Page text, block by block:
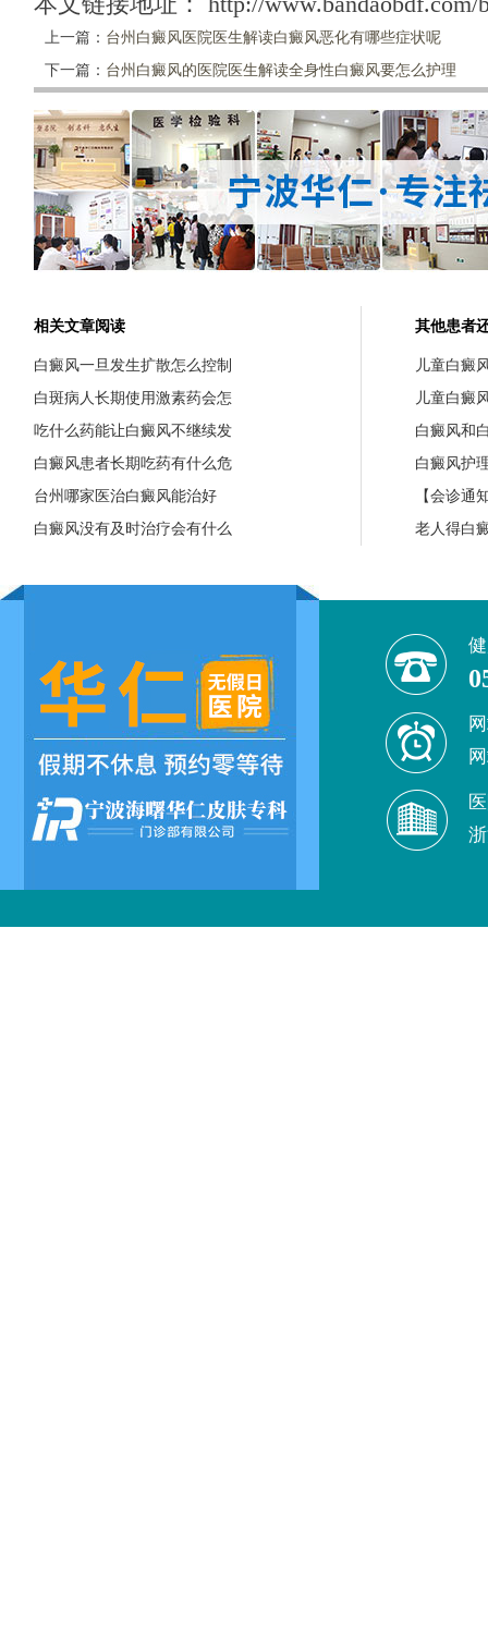
上一篇： 台州白癜风医院医生解读白癜风恶化有哪些症状呢
下一篇： 台州白癜风的医院医生解读全身性白癜风要怎么护理
相关文章阅读
白癜风一旦发生扩散怎么控制
白斑病人长期使用激素药会怎
吃什么药能让白癜风不继续发
白癜风患者长期吃药有什么危
台州哪家医治白癜风能治好
白癜风没有及时治疗会有什么
其他患者
儿童白癜
儿童白癜
白癜风和
白癜风护
【会诊通
老人得白